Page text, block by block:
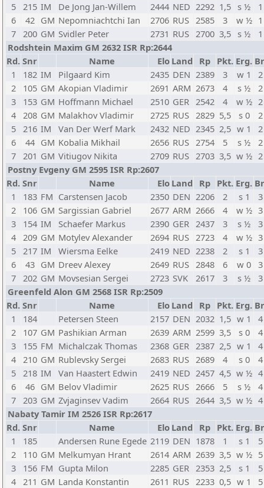
5 215 IM De Jong Jan-Willem 2444 NED 2292 1,5 s ½
1
6
42 GM Nepomniachtchi Ian 2706 RUS 2585 3 w ½ 1
7 200 GM Svidler Peter 2731 RUS 2700 3,5 s ½
1
Rodshtein Maxim GM 2632 ISR Rp:2644
Rd. Snr Name Elo Land Rp Pkt. Erg.
1
182 IM Pilgaard Kim 2435 DEN 2389 3 w 1
2
2
105 GM Akopian Vladimir 2691 ARM 2673 4 s ½
2
3
153 GM Hoffmann Michael 2510 GER 2542 4 w ½ 2
4 208 GM Malakhov Vladimir 2725 RUS 2829 5,5 s 0
2
5 216 IM Van Der Werf Mark 2432 NED 2345 2,5 w 1
2
6
44 GM Kobalia Mikhail 2656 RUS 2754 5 s ½
2
7 201 GM Vitiugov Nikita 2709 RUS 2703 3,5 w ½ 2
Postny Evgeny GM 2595 ISR Rp:2607
Rd. Snr Name Elo Land Rp Pkt. Erg.
1
183 FM Carstensen Jacob 2350 DEN 2206 2 s 1
3
2
106 GM Sargissian Gabriel 2677 ARM 2666 4 w ½ 3
3
154 IM Schaefer Markus 2390 GER 2437 3 s ½
3
4 209 GM Motylev Alexander 2694 RUS 2723 4 w ½ 3
5 217 IM Wiersma Eelke 2419 NED 2238 2 s 1
3
6
43 GM Dreev Alexey 2649 RUS 2848 6 w 0
3
7 202 GM Movsesian Sergei 2723 SVK 2617 3 s ½
3
Greenfeld Alon GM 2568 ISR Rp:2509
Rd. Snr Name Elo Land Rp Pkt. Erg.
1
184 Petersen Steen 2157 DEN 2032 1,5 w 1
4
2
107 GM Pashikian Arman 2639 ARM 2599 3,5 s 0
4
3
155 FM Michalczak Thomas 2368 GER 2387 2,5 w 1
4
4 210 GM Rublevsky Sergei 2683 RUS 2689 4 s 0
4
5 218 IM Van Haastert Edwin 2419 NED 2457 4,5 w ½ 4
6
46 GM Belov Vladimir 2625 RUS 2666 5 s ½
4
7 203 GM Zvjaginsev Vadim 2664 RUS 2644 3,5 w ½ 4
Nabaty Tamir IM 2526 ISR Rp:2617
Rd. Snr Name Elo Land Rp Pkt. Erg.
1
185 Andersen Rune Egede 2119 DEN 1878 1 s 1
5
2
110 GM Melkumyan Hrant 2614 ARM 2639 3,5 w ½ 5
3
156 FM Gupta Milon 2285 GER 2353 2,5 s 1
5
4 211 GM Landa Konstantin 2611 RUS 2233 0,5 w 1
5